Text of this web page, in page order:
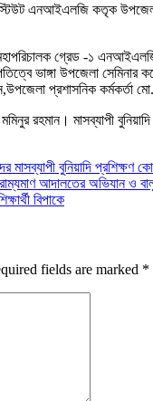
এনআইএলজি কতৃক
গ্রেড -১
ভাঙ্গা উপজেলা
প্রশাসনিক কর্মকর্তা
রহমান। মাসব্যাপী
মাসব্যাপী বুনিয়াদি প্রশিক্ষণ
আদালতের অভিযান ও
বিপাকে
fields are marked *